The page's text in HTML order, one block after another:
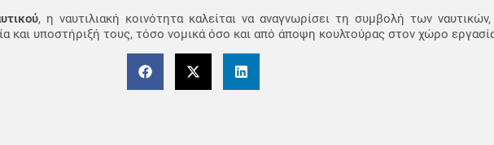
, η ναυτιλιακή κοινότητα καλείται να αναγνωρίσει τη συμβολή των
και υποστήριξή τους, τόσο νομικά όσο και από άποψη κουλτούρας στον χώρο